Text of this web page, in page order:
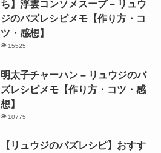
ち】浮雲コンソメスープ – リュウ
ジのバズレシピメモ【作り方・コ
ツ・感想】
15525
明太子チャーハン – リュウジのバ
ズレシピメモ【作り方・コツ・感
想】
10775
【リュウジのバズレシピ】おすす